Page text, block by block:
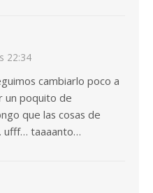
22:34
cambiarlo poco a
un poquito de
que las cosas de
ufff… taaaanto…